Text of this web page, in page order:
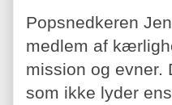
Popsnedkeren
medlem af
mission og evner.
som ikke lyder